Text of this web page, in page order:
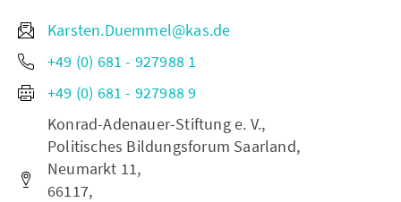
Karsten.Duemmel@kas.de
+49 (0) 681 - 927988 1
+49 (0) 681 - 927988 9
Konrad-Adenauer-Stiftung e. V.,
Politisches Bildungsforum Saarland,
Neumarkt 11,
66117,